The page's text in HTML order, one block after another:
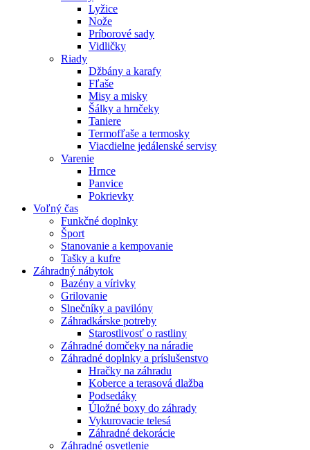
Lyžice
Nože
Príborové sady
Vidličky
Riady
Džbány a karafy
Fľaše
Misy a misky
Šálky a hrnčeky
Taniere
Termofľaše a termosky
Viacdielne jedálenské servisy
Varenie
Hrnce
Panvice
Pokrievky
Voľný čas
Funkčné doplnky
Šport
Stanovanie a kempovanie
Tašky a kufre
Záhradný nábytok
Bazény a vírivky
Grilovanie
Slnečníky a pavilóny
Záhradkárske potreby
Starostlivosť o rastliny
Záhradné domčeky na náradie
Záhradné doplnky a príslušenstvo
Hračky na záhradu
Koberce a terasová dlažba
Podsedáky
Úložné boxy do záhrady
Vykurovacie telesá
Záhradné dekorácie
Záhradné osvetlenie